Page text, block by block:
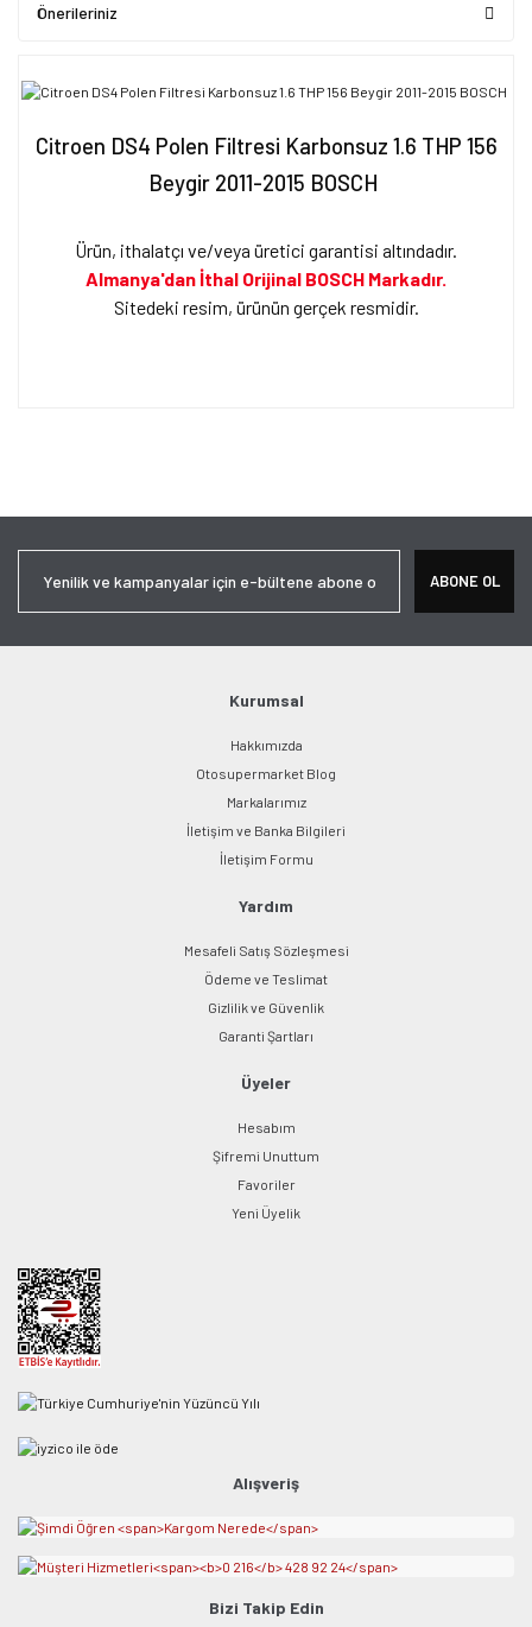
Önerileriniz
Citroen DS4 Polen Filtresi Karbonsuz 1.6 THP 156
Beygir 2011-2015 BOSCH
Ürün, ithalatçı ve/veya üretici garantisi altındadır.
Almanya'dan İthal Orijinal BOSCH Markadır.
Sitedeki resim, ürünün gerçek resmidir.
Ürün açıklamasında eksik bilgiler bulunuyor.
Bu ürüne benzer farklı alternatifler olmalı.
Gönder
ABONE OL
Kurumsal
Hakkımızda
Otosupermarket Blog
Markalarımız
İletişim ve Banka Bilgileri
İletişim Formu
Yardım
Mesafeli Satış Sözleşmesi
Ödeme ve Teslimat
Gizlilik ve Güvenlik
Garanti Şartları
Üyeler
Hesabım
Şifremi Unuttum
Favoriler
Yeni Üyelik
Alışveriş
Bizi Takip Edin